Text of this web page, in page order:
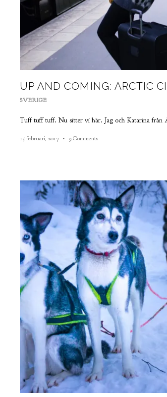
UP AND COMING: ARCTIC
SVERIGE
Tuff tuff tuff. Nu sitter vi här. Jag och Katarina från
15 februari, 2017 9 Comments